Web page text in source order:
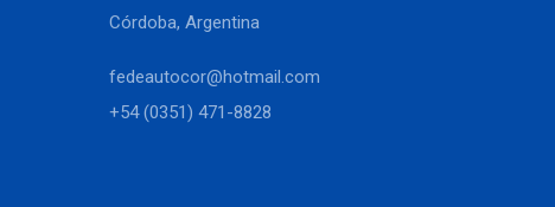
Córdoba, Argentina
fedeautocor@hotmail.com
+54 (0351) 471-8828